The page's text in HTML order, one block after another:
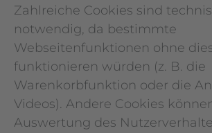
Zahlreiche Cookies sind
notwendig, da bestimmte
Webseitenfunktionen ohne
funktionieren würden (z. B. die
Warenkorbfunktion oder die
Videos). Andere Cookies
Auswertung des